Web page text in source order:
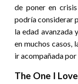
de poner en
podría considerar
la edad avanzada
en muchos casos,
ir acompañada
The One I